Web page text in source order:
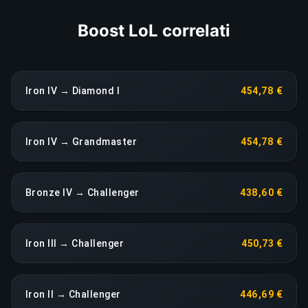
Boost LoL correlati
Iron IV → Diamond I 454,78 €
Iron IV → Grandmaster 454,78 €
Bronze IV → Challenger 438,60 €
Iron III → Challenger 450,73 €
Iron II → Challenger 446,69 €